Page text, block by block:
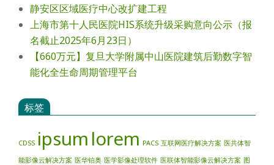
静安区区域医疗中心改扩建工程
上海市第十人民医院HIS系统升级采购意向公示（报
名截止2025年6月23日）
【660万元】复旦大学附属中山医院建筑后勤数字智
能化全生命周期管理平台
标签
CDSS ipsum lorem PACS 互联网医疗解决方案 医共体智
能影像云解决方案 医华铂奥 医学影像处理软件 医联体智能影像云解决方案 图